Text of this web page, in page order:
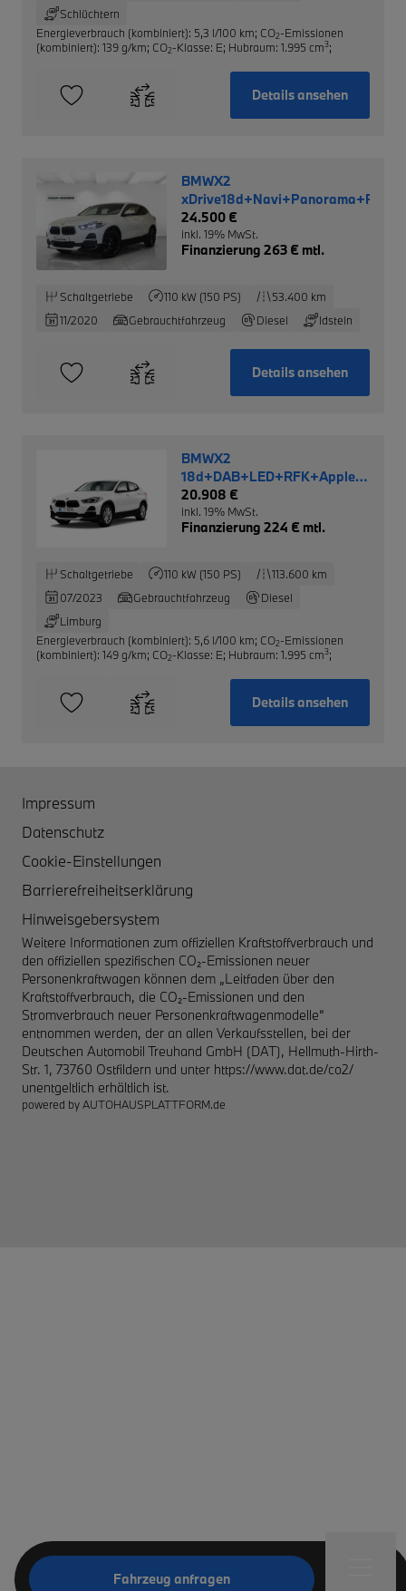
Fahrzeug anfragen
Schlüchtern
Energieverbrauch (kombiniert): 5,3 l/100 km; CO2-Emissionen
(kombiniert): 139 g/km; CO2-Klasse: E; Hubraum: 1.995 cm3;
Details ansehen
BMWX2
24.500 €
inkl. 19% MwSt.
Finanzierung 263 € mtl.
Schaltgetriebe 110 kW (150 PS)
53.400 km
11/2020
Gebrauchtfahrzeug Diesel Idstein
Details ansehen
BMWX2
18d+DAB+LED+RFK+Apple
CarPlay+SHZ+Temp+PDCv+h
20.908 €
inkl. 19% MwSt.
Finanzierung 224 € mtl.
Schaltgetriebe 110 kW (150 PS)
113.600 km
07/2023
Gebrauchtfahrzeug
Diesel
Limburg
Energieverbrauch (kombiniert): 5,6 l/100 km; CO2-Emissionen
(kombiniert): 149 g/km; CO2-Klasse: E; Hubraum: 1.995 cm3;
Details ansehen
Impressum
Datenschutz
Cookie-Einstellungen
Barrierefreiheitserklärung
Hinweisgebersystem
Weitere Informationen zum offiziellen Kraftstoffverbrauch und
den offiziellen spezifischen CO₂-Emissionen neuer
Personenkraftwagen können dem „Leitfaden über den
Kraftstoffverbrauch, die CO₂-Emissionen und den
Stromverbrauch neuer Personenkraftwagenmodelle“
entnommen werden, der an allen Verkaufsstellen, bei der
Deutschen Automobil Treuhand GmbH (DAT), Hellmuth-Hirth-
Str. 1, 73760 Ostfildern und unter https://www.dat.de/co2/
unentgeltlich erhältlich ist.
powered byAUTOHAUSPLATTFORM.de